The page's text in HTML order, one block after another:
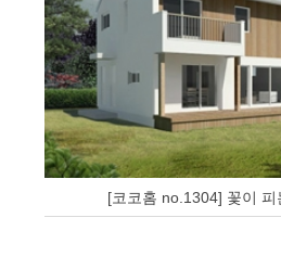
[코코홈 no.1304] 꽃이